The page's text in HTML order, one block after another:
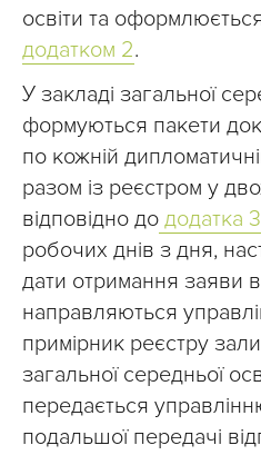
освіти та
додатком 2.
У закладі загальної
формуються пакети
по кожній
разом із реєстром у
відповідно до додатка 3
робочих днів з дня,
дати отримання заяви
направляються
примірник реєстру
загальної середньої
передається
подальшої передачі